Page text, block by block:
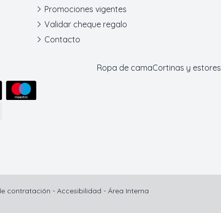
Promociones vigentes
Validar cheque regalo
Contacto
Ropa de camaCortinas y estores
contratación - Accesibilidad - Área Interna